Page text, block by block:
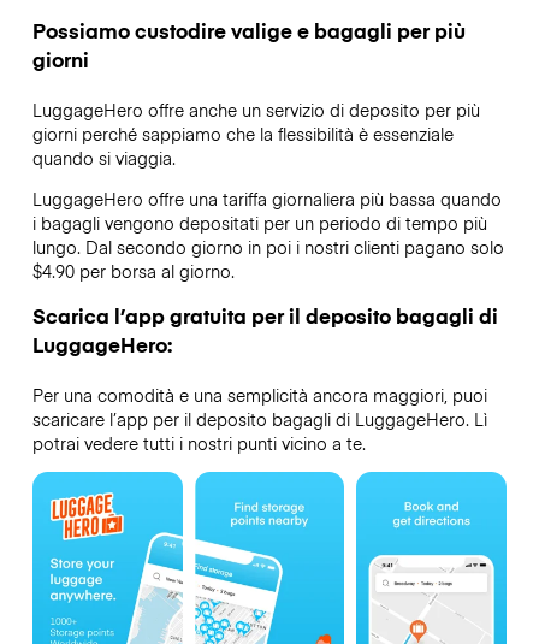
Possiamo custodire valige e bagagli per più
giorni
LuggageHero offre anche un servizio di deposito per più
giorni perché sappiamo che la flessibilità è essenziale
quando si viaggia.
LuggageHero offre una tariffa giornaliera più bassa quando
i bagagli vengono depositati per un periodo di tempo più
lungo. Dal secondo giorno in poi i nostri clienti pagano solo
$4.90 per borsa al giorno.
Scarica l’app gratuita per il deposito bagagli di
LuggageHero:
Per una comodità e una semplicità ancora maggiori, puoi
scaricare l’app per il deposito bagagli di LuggageHero. Lì
potrai vedere tutti i nostri punti vicino a te.